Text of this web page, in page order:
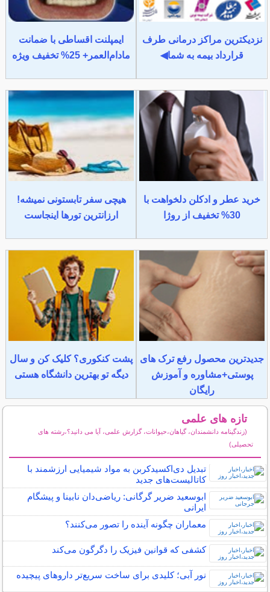
نزدیکترین مراکز درمانی طرف
قرارداد بیمه به شما◀
ایمپلنت اقساطی با ضمانت
مادام‌العمر+ 25% تخفیف ویژه
خرید عطر و ادکلن دلخواهت با
30% تخفیف از روژا
هیچی سفر تابستونی نمیشه!
ارزانترین تورها اینجاست
جدیدترین محصول رفع ترک های
پوستی+مشاوره و آموزش
رایگان
پشت کنکوری؟ کلیک کن و سال
دیگه تو بهترین دانشگاه هستی
تازه های علمی
(زندگینامه دانشمندان، گیاهان،حیوانات، گزارش علمی، آیا می دانید؟،رشته های
تحصیلی)
تبدیل دی‌اکسیدکربن به مواد شیمیایی ارزشمند با
کاتالیست‌های جدید
ابوسعید ضریر گرگانی: ریاضی‌دان نابینا و پیشگام
ایرانی
معماران چگونه آینده را تصور می‌کنند؟
کشفی که قوانین فیزیک را دگرگون می‌کند
نور آبی؛ کلیدی برای ساخت سریع‌تر داروهای پیچیده